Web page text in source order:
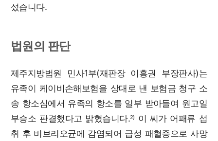
섰습니다.
법원의 판단
제주지방법원 민사1부(재판장 이흥권 부장판사)는
유족이 케이비손해보험을 상대로 낸 보험금 청구 소
송 항소심에서 유족의 항소를 일부 받아들여 원고일
부승소 판결했다고 밝혔습니다.2)
이 씨가 어패류 섭
취 후 비브리오균에 감염되어 급성 패혈증으로 사망